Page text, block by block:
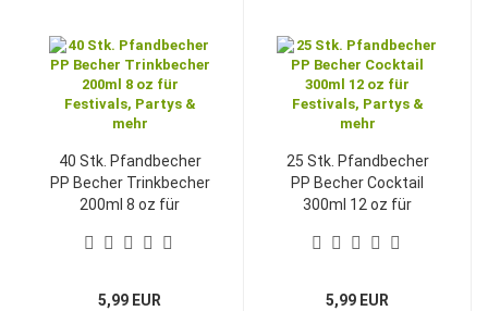
40 Stk. Pfandbecher
PP Becher Trinkbecher
200ml 8 oz für
mehr
5,99 EUR
25 Stk. Pfandbecher
PP Becher Cocktail
300ml 12 oz für
mehr
5,99 EUR